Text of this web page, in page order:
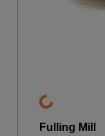
Fulling Mill